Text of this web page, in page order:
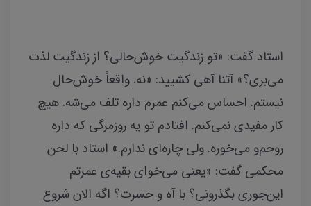
استاد گفت: «تو زندگیت خوش‌حالی؟ از زندگیت لذت
می‌بری؟» آتنا آهی کشیید: «نه. واقعاً خوش‌حال
نیستم. احساس می‌کنم عمرم داره تلف می‌شه. هیچ
کار مفیدی نمی‌کنم. افتادم تو یه روزمرگی که داره
روحم‌و می‌خوره. ولی چاره‌ای ندارم.» استاد با لحن
محکمی گفت: «یعنی می‌خوای بقیه‌ی عمرتم
این‌جوری بگذرونی؟ با آه و حسرت؟ اگه الان شروع